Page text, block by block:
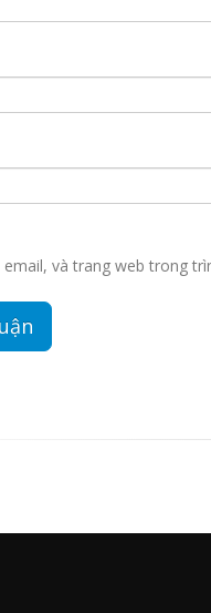
và trang web trong